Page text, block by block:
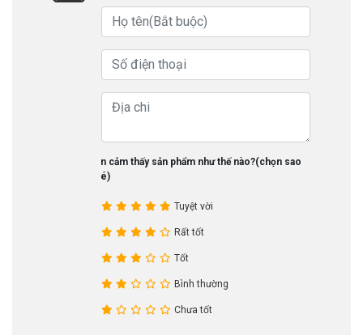
Bạn cảm thấy sản phẩm như thế nào?(chọn sao
nhé)
Tuyệt vời
Rất tốt
Tốt
Bình thường
Chưa tốt